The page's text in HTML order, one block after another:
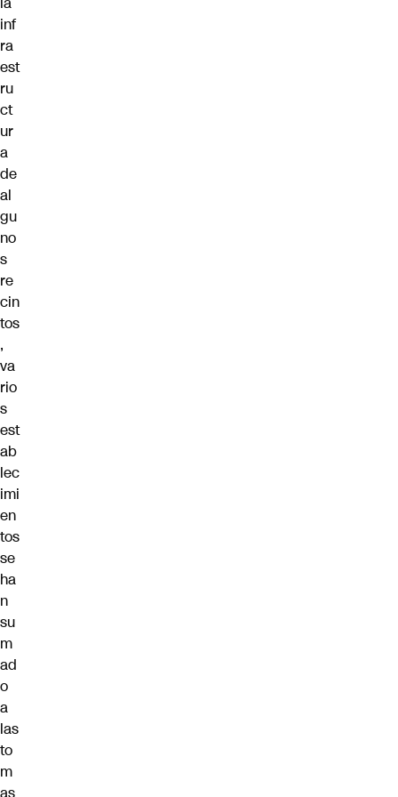
inf
ra
est
ru
ct
ur
a
de
al
gu
no
s
re
cin
tos
,
va
rio
s
est
ab
lec
imi
en
tos
se
ha
n
su
m
ad
o
a
las
to
m
as